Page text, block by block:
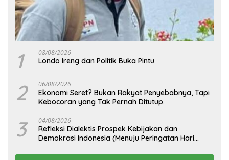
1 08/08/2026
Londo Ireng dan Politik Buka Pintu
2 06/08/2026
Ekonomi Seret? Bukan Rakyat Penyebabnya, Tapi
Kebocoran yang Tak Pernah Ditutup.
3 04/08/2026
Refleksi Dialektis Prospek Kebijakan dan
Demokrasi Indonesia (Menuju Peringatan Hari